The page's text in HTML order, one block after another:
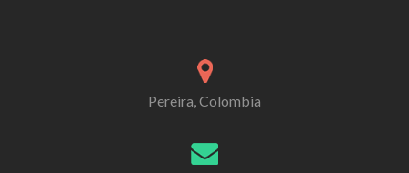
Pereira, Colombia